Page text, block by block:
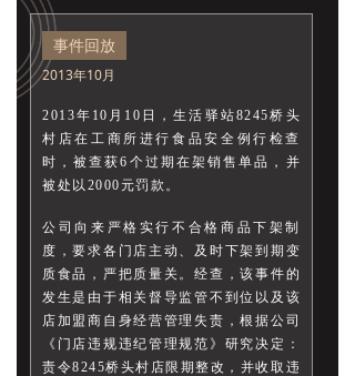
事件回放
2013年10月
2013年10月10日，生活驿站8245桥头
村店在工商所进行食品安全例行检查
时，被查获6个过期在架销售单品，并
被处以2000元罚款。
公司向来严格实行不合格商品下架制
度，要求各门店主动、及时下架到期变
质食品，严把质量关。经查，该事件的
发生是由于相关督导监管不到位以及该
店加盟商自身经营管理失责，根据公司
《门店违规违纪管理规范》研究决定：
责令8245桥头村店限期整改，并收取违